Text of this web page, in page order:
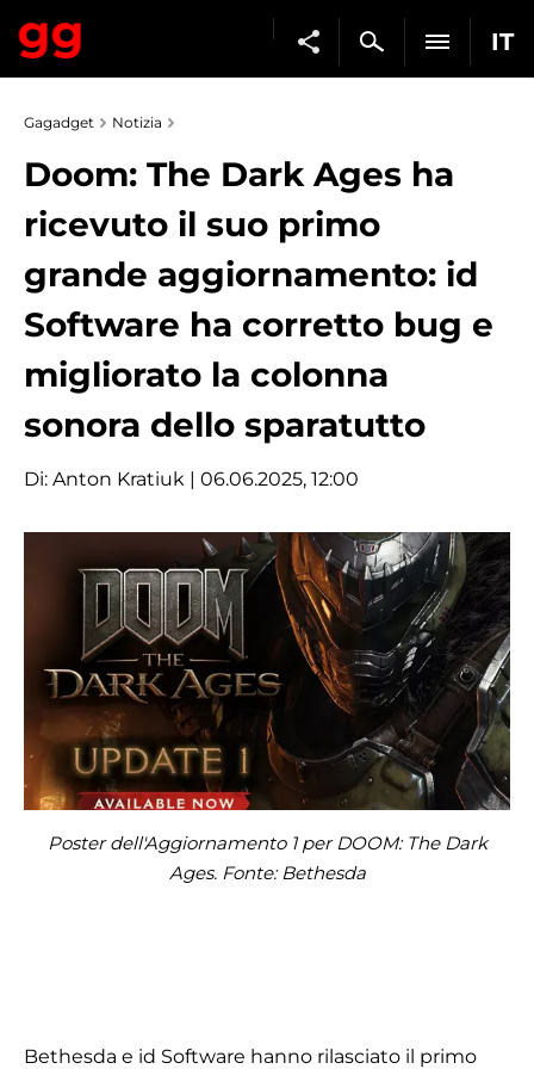
IT
Gagadget Notizia
Doom: The Dark Ages ha
ricevuto il suo primo
grande aggiornamento: id
Software ha corretto bug e
migliorato la colonna
sonora dello sparatutto
Di: Anton Kratiuk | 06.06.2025, 12:00
Poster dell'Aggiornamento 1 per DOOM: The Dark
Ages. Fonte: Bethesda
Bethesda e id Software hanno rilasciato il primo